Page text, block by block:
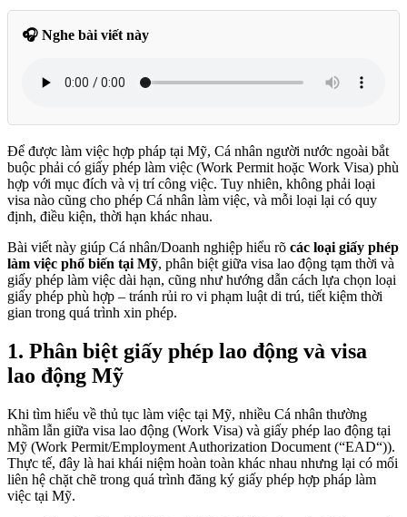
🎧 Nghe bài viết này
Để được làm việc hợp pháp tại Mỹ, Cá nhân người nước ngoài bắt
buộc phải có giấy phép làm việc (Work Permit hoặc Work Visa) phù
hợp với mục đích và vị trí công việc. Tuy nhiên, không phải loại
visa nào cũng cho phép Cá nhân làm việc, và mỗi loại lại có quy
định, điều kiện, thời hạn khác nhau.
Bài viết này giúp Cá nhân/Doanh nghiệp hiểu rõ các loại giấy phép
làm việc phổ biến tại Mỹ, phân biệt giữa visa lao động tạm thời và
giấy phép làm việc dài hạn, cũng như hướng dẫn cách lựa chọn loại
giấy phép phù hợp – tránh rủi ro vi phạm luật di trú, tiết kiệm thời
gian trong quá trình xin phép.
1. Phân biệt giấy phép lao động và visa
lao động Mỹ
Khi tìm hiểu về thủ tục làm việc tại Mỹ, nhiều Cá nhân thường
nhầm lẫn giữa visa lao động (Work Visa) và giấy phép lao động tại
Mỹ (Work Permit/Employment Authorization Document (“EAD“)).
Thực tế, đây là hai khái niệm hoàn toàn khác nhau nhưng lại có mối
liên hệ chặt chẽ trong quá trình đăng ký giấy phép hợp pháp làm
việc tại Mỹ.